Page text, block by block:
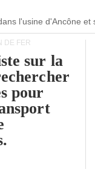
l'usine d'Ancône et
DE FER
sur la
pour